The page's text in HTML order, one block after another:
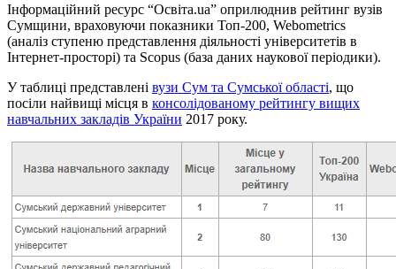
Інформаційний ресурс “Освіта.ua” оприлюднив рейтинг вузів
Сумщини, враховуючи показники Топ-200, Webometrics
(аналіз ступеню представлення діяльності університетів в
Інтернет-просторі) та Scopus (база даних наукової періодики).
У таблиці представлені вузи Сум та Сумської області, що
посіли найвищі місця в консолідованому рейтингу вищих
навчальних закладів України 2017 року.